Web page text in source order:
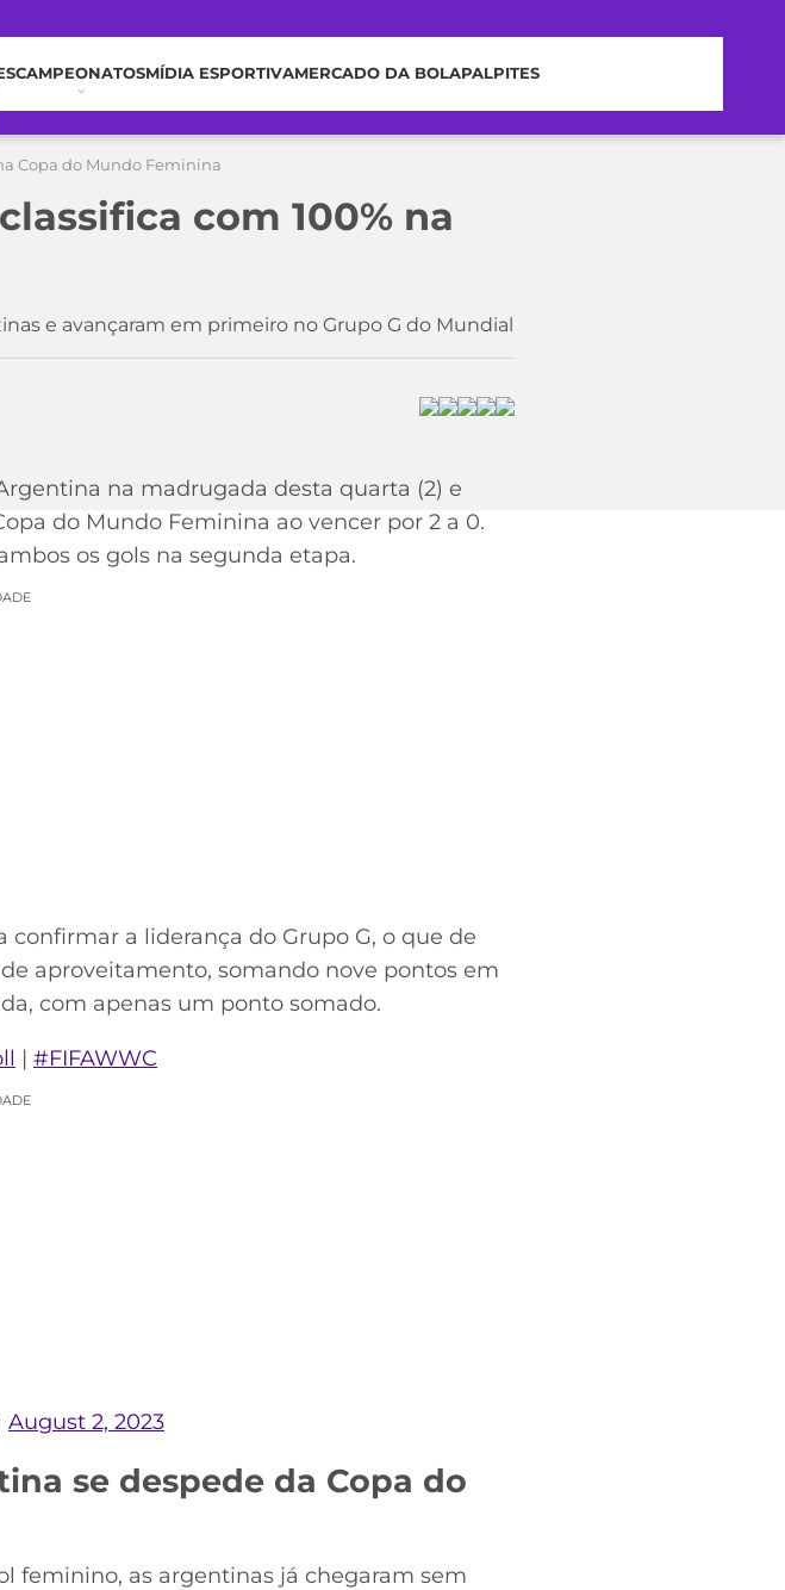
CAMPEONATOSMÍDIA ESPORTIVAMERCADO DA BOLAPALPITES
Copa do Mundo Feminina
com 100% na
e avançaram em primeiro no Grupo G do Mundial
na madrugada desta quarta (2) e
do Mundo Feminina ao vencer por 2 a 0.
os gols na segunda etapa.
confirmar a liderança do Grupo G, o que de
aproveitamento, somando nove pontos em
com apenas um ponto somado.
| #FIFAWWC
August 2, 2023
se despede da Copa do
feminino, as argentinas já chegaram sem